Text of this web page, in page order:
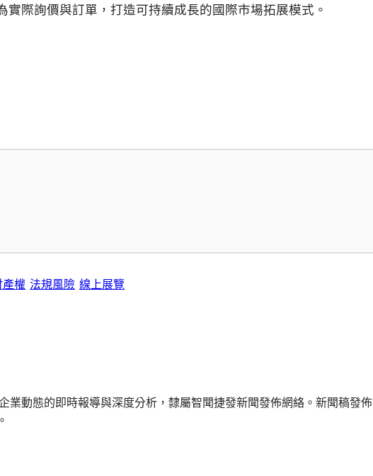
際詢價與訂單，打造可持續成長的國際市場拓展模式。
權 法規風險 線上展覽
業動態的即時報導與深度分析，隸屬智聞捷發新聞發佈網絡。新聞稿發佈